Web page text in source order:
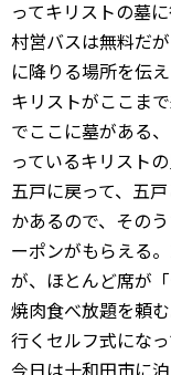
ってキリストの墓
村営バスは無料だ
に降りる場所を伝
キリストがここま
でここに墓がある
っているキリスト
五戸に戻って、五
かあるので、その
ーポンがもらえる
が、ほとんど席が
焼肉食べ放題を頼
行くセルフ式になっ
今日は十和田市に